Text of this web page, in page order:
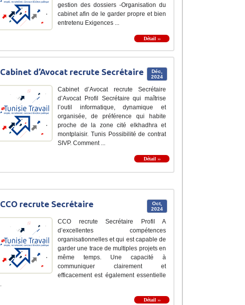
gestion des dossiers -Organisation du
cabinet afin de le garder propre et bien
entretenu Exigences ...
Détail ››
Déc,
2024
Cabinet d’Avocat recrute Secrétaire
Cabinet d’Avocat recrute Secrétaire
d’Avocat Profil Secrétaire qui maîtrise
l’outil informatique, dynamique et
organisée, de préférence qui habite
proche de la zone cité elkhadhra et
montplaisir. Tunis Possibilité de contrat
SIVP. Comment ...
Détail ››
Oct,
2024
CCO recrute Secrétaire
CCO recrute Secrétaire Profil A
d’excellentes compétences
organisationnelles et qui est capable de
garder une trace de multiples projets en
même temps. Une capacité à
communiquer clairement et
efficacement est également essentielle
Détail ››